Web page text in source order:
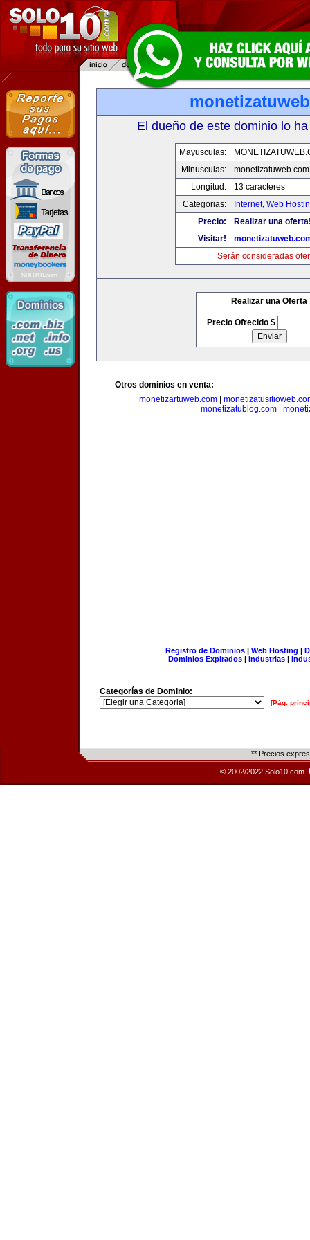
El dueño de este dominio lo
Mayusculas:
Minusculas:
monetizatuweb.com
Longitud:
13 caracteres
Categorias:
Internet, Web
Precio:
Realizar una
Visitar!
Serán consideradas
Realizar una Oferta
Precio Ofrecido $
Otros dominios en venta:
monetizartuweb.com|
monetizatublog.com|
Registro de Dominios| Web Hosting |
Dominios Expirados | Industrias |
Categorías de Dominio:
[Pág.
** Precios
© 2002/2022 Solo10.com